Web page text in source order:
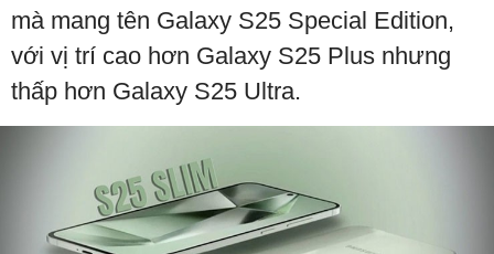
mà mang tên Galaxy S25 Special Edition,
với vị trí cao hơn Galaxy S25 Plus nhưng
thấp hơn Galaxy S25 Ultra.